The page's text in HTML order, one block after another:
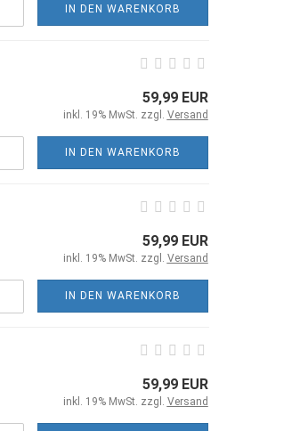
IN DEN WARENKORB
59,99 EUR
inkl. 19% MwSt. zzgl. Versand
IN DEN WARENKORB
59,99 EUR
inkl. 19% MwSt. zzgl. Versand
IN DEN WARENKORB
59,99 EUR
inkl. 19% MwSt. zzgl. Versand